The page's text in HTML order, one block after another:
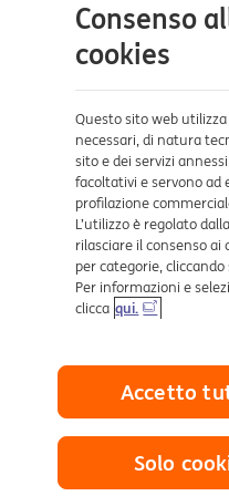
Aiuto e supporto
Dove ci trovi
Certificazioni
Collegamenti utili
Mappa del sito
Sezione Privacy
Consenso
cookies
Questo sito web
necessari, di natura
sito e dei servizi
facoltativi e servono ad
profilazione
L’utilizzo è regolato
rilasciare il consenso ai
per categorie, cliccando
Per informazioni e
clicca qui.
Solo
Accetto